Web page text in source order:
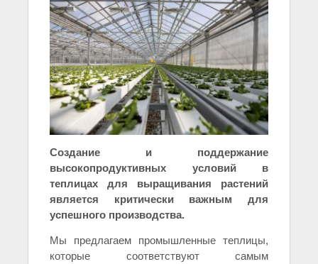
Создание и поддержание
высокопродуктивных условий в
теплицах для выращивания растений
является критически важным для
успешного производства.
Мы предлагаем промышленные теплицы,
которые соответствуют самым